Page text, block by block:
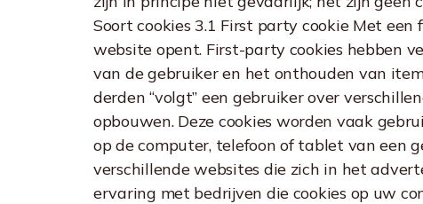
Soort cookies 3.1 First party cookie Met
website opent. First-party cookies hebben
van de gebruiker en het onthouden van
derden “volgt” een gebruiker over
opbouwen. Deze cookies worden vaak
op de computer, telefoon of tablet van een
verschillende websites die zich in het
ervaring met bedrijven die cookies op uw